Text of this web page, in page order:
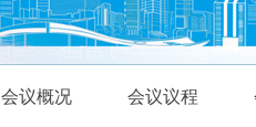
会议概况 会议议程